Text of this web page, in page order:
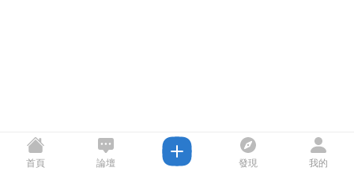
首頁 論壇 發現 我的